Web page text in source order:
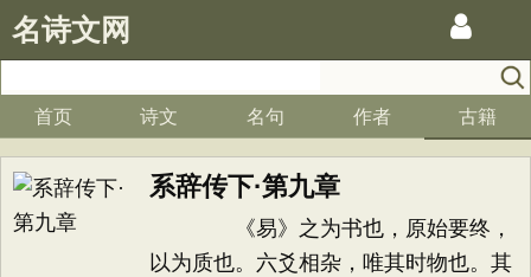
名诗文网
首页 诗文 名句 作者 古籍
系辞传下·第九章
《易》之为书也，原始要终，
以为质也。六爻相杂，唯其时物也。其